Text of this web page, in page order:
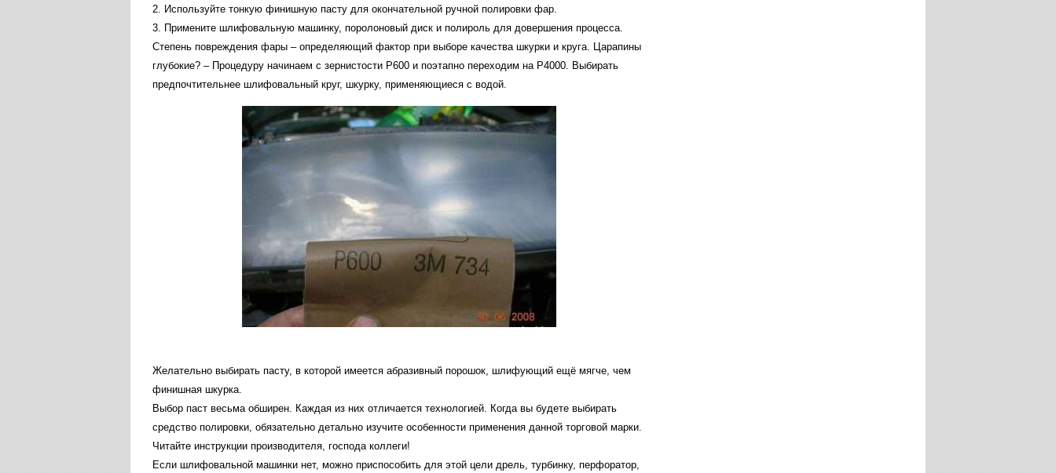
2. Используйте тонкую финишную пасту для окончательной ручной полировки фар.
3. Примените шлифовальную машинку, поролоновый диск и полироль для довершения процесса.
Степень повреждения фары – определяющий фактор при выборе качества шкурки и круга. Царапины
глубокие? – Процедуру начинаем с зернистости Р600 и поэтапно переходим на Р4000. Выбирать
предпочтительнее шлифовальный круг, шкурку, применяющиеся с водой.
Желательно выбирать пасту, в которой имеется абразивный порошок, шлифующий ещё мягче, чем
финишная шкурка.
Выбор паст весьма обширен. Каждая из них отличается технологией. Когда вы будете выбирать
средство полировки, обязательно детально изучите особенности применения данной торговой марки.
Читайте инструкции производителя, господа коллеги!
Если шлифовальной машинки нет, можно приспособить для этой цели дрель, турбинку, перфоратор,